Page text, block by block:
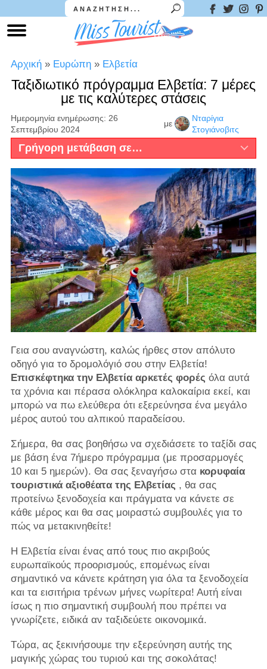
Αρχική » Ευρώπη » Ελβετία
Ταξιδιωτικό πρόγραμμα Ελβετία: 7 μέρες
με τις καλύτερες στάσεις
Ημερομηνία ενημέρωσης: 26
Σεπτεμβρίου 2024
με
Νταρίγια
Στογιάνοβιτς
Γρήγορη μετάβαση σε…
Γεια σου αναγνώστη, καλώς ήρθες στον απόλυτο
οδηγό για το δρομολόγιό σου στην Ελβετία!
Επισκέφτηκα την Ελβετία αρκετές φορές όλα αυτά
τα χρόνια και πέρασα ολόκληρα καλοκαίρια εκεί, και
μπορώ να πω ελεύθερα ότι εξερεύνησα ένα μεγάλο
μέρος αυτού του αλπικού παραδείσου.
Σήμερα, θα σας βοηθήσω να σχεδιάσετε το ταξίδι σας
με βάση ένα 7ήμερο πρόγραμμα (με προσαρμογές
10 και 5 ημερών). Θα σας ξεναγήσω στα κορυφαία
τουριστικά αξιοθέατα της Ελβετίας , θα σας
προτείνω ξενοδοχεία και πράγματα να κάνετε σε
κάθε μέρος και θα σας μοιραστώ συμβουλές για το
πώς να μετακινηθείτε!
Η Ελβετία είναι ένας από τους πιο ακριβούς
ευρωπαϊκούς προορισμούς, επομένως είναι
σημαντικό να κάνετε κράτηση για όλα τα ξενοδοχεία
και τα εισιτήρια τρένων μήνες νωρίτερα! Αυτή είναι
ίσως η πιο σημαντική συμβουλή που πρέπει να
γνωρίζετε, ειδικά αν ταξιδεύετε οικονομικά.
Τώρα, ας ξεκινήσουμε την εξερεύνηση αυτής της
μαγικής χώρας του τυριού και της σοκολάτας!